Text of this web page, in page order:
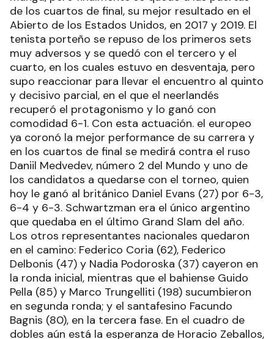
de los cuartos de final, su mejor resultado en el
Abierto de los Estados Unidos, en 2017 y 2019. El
tenista porteño se repuso de los primeros sets
muy adversos y se quedó con el tercero y el
cuarto, en los cuales estuvo en desventaja, pero
supo reaccionar para llevar el encuentro al quinto
y decisivo parcial, en el que el neerlandés
recuperó el protagonismo y lo ganó con
comodidad 6-1. Con esta actuación. el europeo
ya coronó la mejor performance de su carrera y
en los cuartos de final se medirá contra el ruso
Daniil Medvedev, número 2 del Mundo y uno de
los candidatos a quedarse con el torneo, quien
hoy le ganó al británico Daniel Evans (27) por 6-3,
6-4 y 6-3. Schwartzman era el único argentino
que quedaba en el último Grand Slam del año.
Los otros representantes nacionales quedaron
en el camino: Federico Coria (62), Federico
Delbonis (47) y Nadia Podoroska (37) cayeron en
la ronda inicial, mientras que el bahiense Guido
Pella (85) y Marco Trungelliti (198) sucumbieron
en segunda ronda; y el santafesino Facundo
Bagnis (80), en la tercera fase. En el cuadro de
dobles aún está la esperanza de Horacio Zeballos,